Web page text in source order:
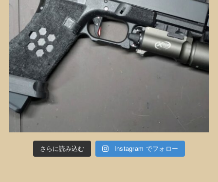
さらに読み込む Instagram でフォロー